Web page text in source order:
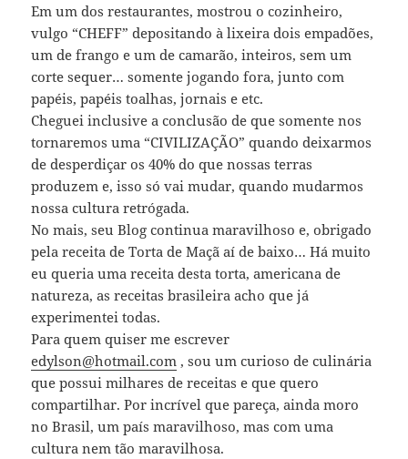
Em um dos restaurantes, mostrou o cozinheiro,
vulgo “CHEFF” depositando à lixeira dois empadões,
um de frango e um de camarão, inteiros, sem um
corte sequer… somente jogando fora, junto com
papéis, papéis toalhas, jornais e etc.
Cheguei inclusive a conclusão de que somente nos
tornaremos uma “CIVILIZAÇÃO” quando deixarmos
de desperdiçar os 40% do que nossas terras
produzem e, isso só vai mudar, quando mudarmos
nossa cultura retrógada.
No mais, seu Blog continua maravilhoso e, obrigado
pela receita de Torta de Maçã aí de baixo… Há muito
eu queria uma receita desta torta, americana de
natureza, as receitas brasileira acho que já
experimentei todas.
Para quem quiser me escrever
edylson@hotmail.com , sou um curioso de culinária
que possui milhares de receitas e que quero
compartilhar. Por incrível que pareça, ainda moro
no Brasil, um país maravilhoso, mas com uma
cultura nem tão maravilhosa.